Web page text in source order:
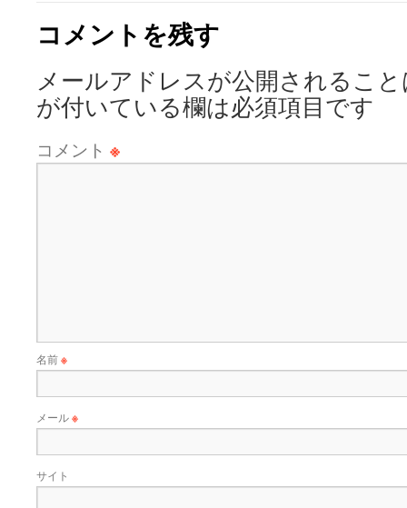
コメントを残す
メールアドレスが公開されるこ
が付いている欄は必須項目です
コメント ※
名前※
メール※
サイト